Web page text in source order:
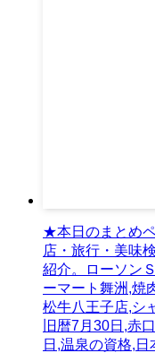
★本日のまとめ
店・旅行・美味
紹介。ローソン
ーマート舞洲,焼
松牛八王子店,シ
旧暦7月30日,赤
日,温泉の資格,